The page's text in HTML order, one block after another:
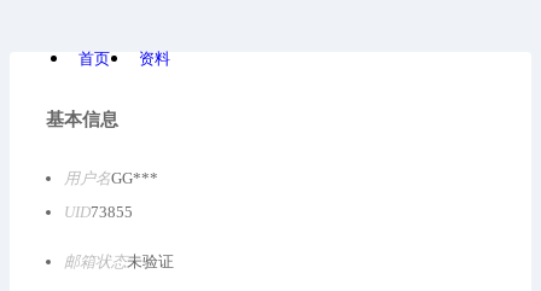
首页 资料
基本信息
用户名GG***
UID73855
邮箱状态未验证